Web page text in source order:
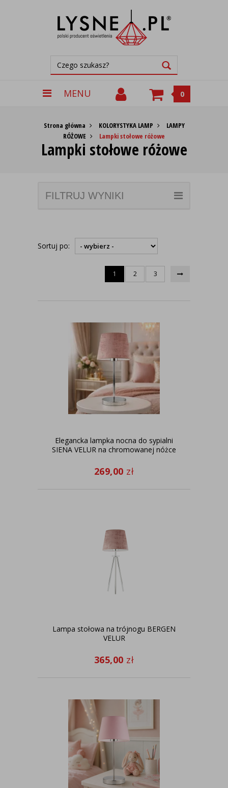
MENU 0
Strona główna KOLORYSTYKA LAMP
LAMPY
RÓŻOWE
Lampki stołowe różowe
Lampki stołowe różowe
FILTRUJ WYNIKI
Sortuj po:
1 2 3
Elegancka lampka nocna do sypialni
SIENA VELUR na chromowanej nóżce
269,00 zł
Lampa stołowa na trójnogu BERGEN
VELUR
365,00 zł